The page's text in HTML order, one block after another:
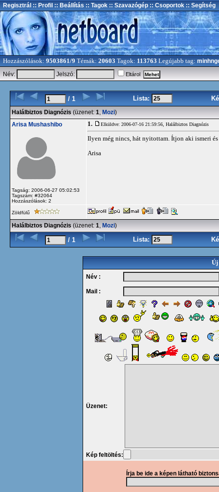
Regisztrál :: Profil :: Beállítás :: Tagok :: Szavazógép :: Csoportok :: Segítség
Hozzászólások: 9503861/9 Témák: 20603 Tagok: 113763 Legújabb tag:
Név:
Jelszó: Eltárol
/ 1 Lista:
Halálbiztos Diagnózis (üzenet: 1, Mozi)
Arisa Mushashibo
Tagság: 2006-06-27 05:02:53
Tagszám: #32064
Hozzászólások: 2
1. Elküldve: 2006-07-16 21:59:56, Halálbiztos Diagnózis
Ilyen még nincs, hát nyitottam. Ítjon aki ismeri és
Arisa
Zöldfülű
Halálbiztos Diagnózis (üzenet: 1, Mozi)
/ 1 Lista:
Új
Név :
Mail :
Üzenet:
Kép feltöltés:
Írja be ide a képen látható